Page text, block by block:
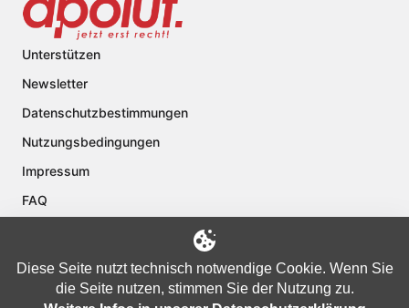
Unterstützen
Newsletter
Datenschutzbestimmungen
Nutzungsbedingungen
Impressum
FAQ
Diese Seite nutzt technisch notwendige Cookie. Wenn Sie
die Seite nutzen, stimmen Sie der Nutzung zu.